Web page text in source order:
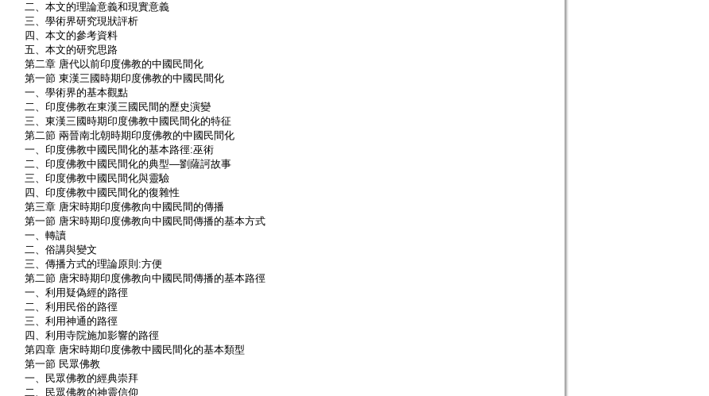
二、本文的理論意義和現實意義
三、學術界研究現狀評析
四、本文的參考資料
五、本文的研究思路
第二章 唐代以前印度佛教的中國民間化
第一節 東漢三國時期印度佛教的中國民間化
一、學術界的基本觀點
二、印度佛教在東漢三國民間的歷史演變
三、東漢三國時期印度佛教中國民間化的特征
第二節 兩晉南北朝時期印度佛教的中國民間化
一、印度佛教中國民間化的基本路徑:巫術
二、印度佛教中國民間化的典型—劉薩訶故事
三、印度佛教中國民間化與靈驗
四、印度佛教中國民間化的復雜性
第三章 唐宋時期印度佛教向中國民間的傳播
第一節 唐宋時期印度佛教向中國民間傳播的基本方式
一、轉讀
二、俗講與變文
三、傳播方式的理論原則:方便
第二節 唐宋時期印度佛教向中國民間傳播的基本路徑
一、利用疑偽經的路徑
二、利用民俗的路徑
三、利用神通的路徑
四、利用寺院施加影響的路徑
第四章 唐宋時期印度佛教中國民間化的基本類型
第一節 民眾佛教
一、民眾佛教的經典崇拜
二、民眾佛教的神靈信仰